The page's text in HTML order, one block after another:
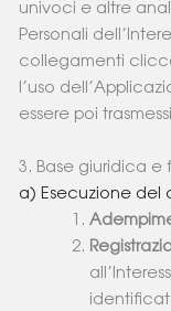
univoci e altre
Personali
collegamenti
l’uso
essere poi
3. Base giuridica
a) Esecuzione del